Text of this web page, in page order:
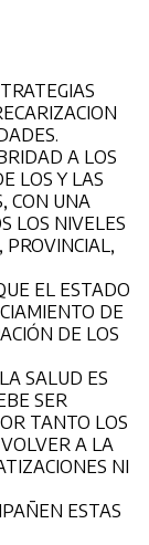
A LOS
LOS Y LAS
CON UNA
LOS NIVELES
PROVINCIAL,
EL ESTADO
DE
DE LOS
SALUD ES
SER
TANTO LOS
A LA
NI
ESTAS